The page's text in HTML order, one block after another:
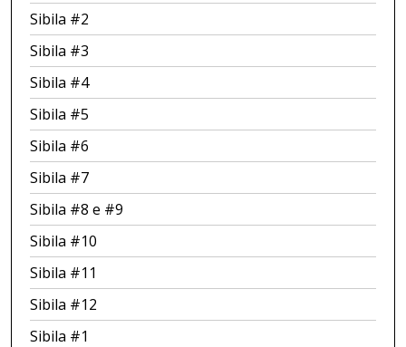
Sibila #2
Sibila #3
Sibila #4
Sibila #5
Sibila #6
Sibila #7
Sibila #8 e #9
Sibila #10
Sibila #11
Sibila #12
Sibila #1